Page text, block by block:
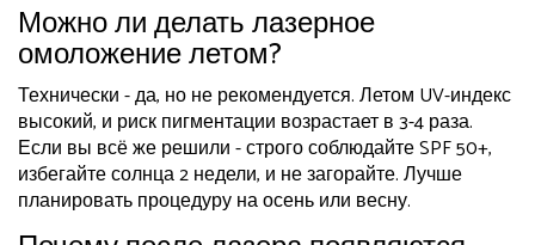
Можно ли делать лазерное
омоложение летом?
Технически - да, но не рекомендуется. Летом UV-индекс
высокий, и риск пигментации возрастает в 3-4 раза.
Если вы всё же решили - строго соблюдайте SPF 50+,
избегайте солнца 2 недели, и не загорайте. Лучше
планировать процедуру на осень или весну.